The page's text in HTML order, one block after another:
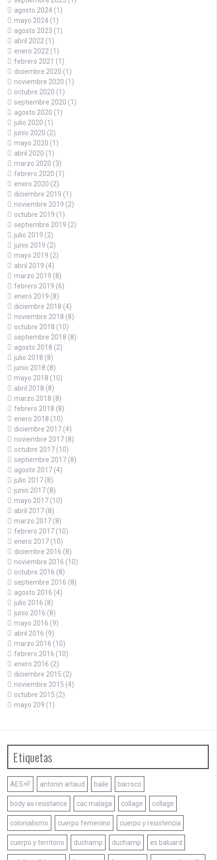
agosto 2024 (1)
mayo 2024 (1)
agosto 2023 (1)
abril 2022 (1)
enero 2022 (1)
febrero 2021 (1)
diciembre 2020 (1)
noviembre 2020 (1)
octubre 2020 (1)
septiembre 2020 (1)
agosto 2020 (1)
julio 2020 (1)
junio 2020 (2)
mayo 2020 (1)
abril 2020 (1)
marzo 2020 (3)
febrero 2020 (1)
enero 2020 (2)
diciembre 2019 (1)
noviembre 2019 (2)
octubre 2019 (1)
septiembre 2019 (2)
julio 2019 (2)
junio 2019 (2)
mayo 2019 (2)
abril 2019 (4)
marzo 2019 (8)
febrero 2019 (6)
enero 2019 (8)
diciembre 2018 (4)
noviembre 2018 (8)
octubre 2018 (10)
septiembre 2018 (8)
agosto 2018 (2)
julio 2018 (8)
junio 2018 (8)
mayo 2018 (10)
abril 2018 (8)
marzo 2018 (8)
febrero 2018 (8)
enero 2018 (10)
diciembre 2017 (4)
noviembre 2017 (8)
octubre 2017 (10)
septiembre 2017 (8)
agosto 2017 (4)
julio 2017 (8)
junio 2017 (8)
mayo 2017 (10)
abril 2017 (8)
marzo 2017 (8)
febrero 2017 (10)
enero 2017 (10)
diciembre 2016 (8)
noviembre 2016 (10)
octubre 2016 (8)
septiembre 2016 (8)
agosto 2016 (4)
julio 2016 (8)
junio 2016 (8)
mayo 2016 (9)
abril 2016 (9)
marzo 2016 (10)
febrero 2016 (10)
enero 2016 (2)
diciembre 2015 (2)
noviembre 2015 (4)
octubre 2015 (2)
mayo 209 (1)
Etiquetas
AES+F antonin artaud baile barroco
body as resistance cac malaga collage collage
colonialismo cuerpo femenino cuerpo y resistencia
cuerpo y territorio duchamp duchamp es baluard